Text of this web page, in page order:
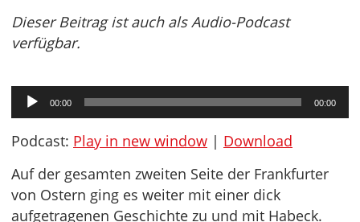
Dieser Beitrag ist auch als Audio-Podcast
verfügbar.
Audio-
Player
00:00 00:00
Podcast: Play in new window | Download
Auf der gesamten zweiten Seite der Frankfurter
von Ostern ging es weiter mit einer dick
aufgetragenen Geschichte zu und mit Habeck.